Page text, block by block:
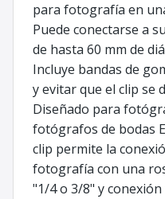
para fotografía en
Puede conectarse a
de hasta 60 mm de
Incluye bandas de
y evitar que el clip se
Diseñado para
fotógrafos de bodas
clip permite la
fotografía con una
"1/4 o 3/8" y conexión